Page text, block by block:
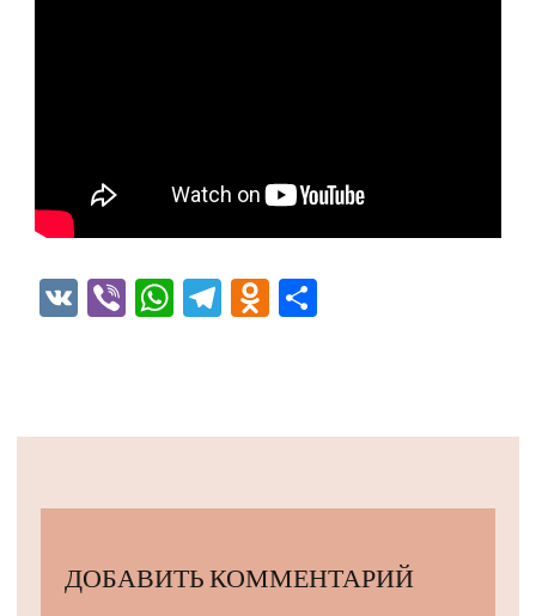
VK ViberWhatsApp
Telegram
Odnoklassniki
ДОБАВИТЬ КОММЕНТАРИЙ